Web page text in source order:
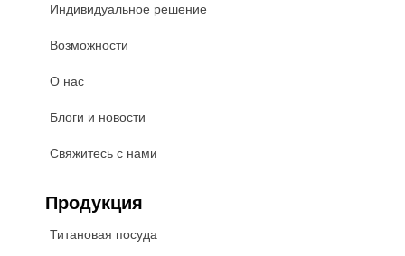
Индивидуальное решение
Возможности
О нас
Блоги и новости
Свяжитесь с нами
Продукция
Титановая посуда